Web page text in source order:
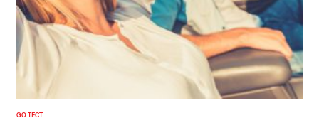
GO ТЕСТ